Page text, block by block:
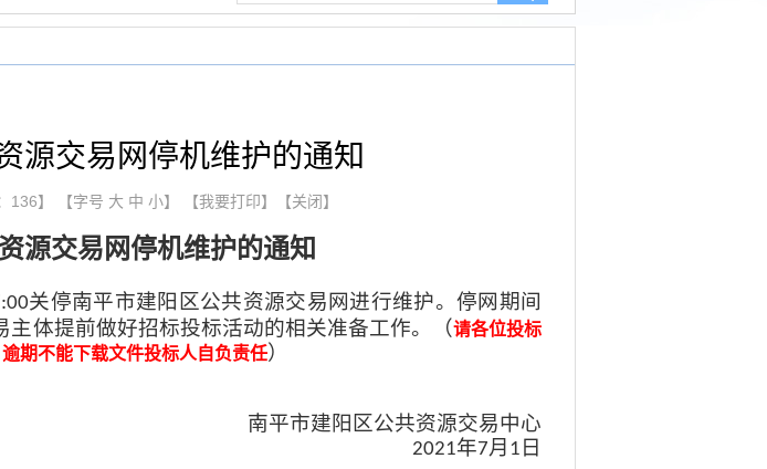
源交易网停机维护的通知
136】 【字号 大 中 小】 【我要打印】 【关闭】
源交易网停机维护的通知
:00关停南平市建阳区公共资源交易网进行维护。停网期间
体提前做好招标投标活动的相关准备工作。（请各位投标
逾期不能下载文件投标人自负责任）
南平市建阳区公共资源交易中心
2021年7月 1 日